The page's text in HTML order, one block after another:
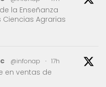
la Enseñanza
Agrarias
@infonap · 17h
en ventas de